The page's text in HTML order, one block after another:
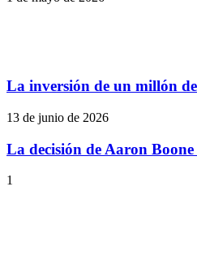
La inversión de un millón
13 de junio de 2026
La decisión de Aaron
1